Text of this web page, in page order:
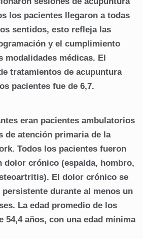
los pacientes llegaron a todas
sentidos, esto refleja las
y el cumplimiento
modalidades médicas. El
tratamientos de acupuntura
pacientes fue de 6,7.
eran pacientes ambulatorios
de atención primaria de la
Todos los pacientes fueron
dolor crónico (espalda, hombro,
El dolor crónico se
durante al menos un
La edad promedio de los
54,4 años, con una edad mínima